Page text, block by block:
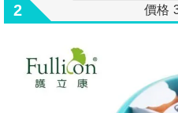
2 價格